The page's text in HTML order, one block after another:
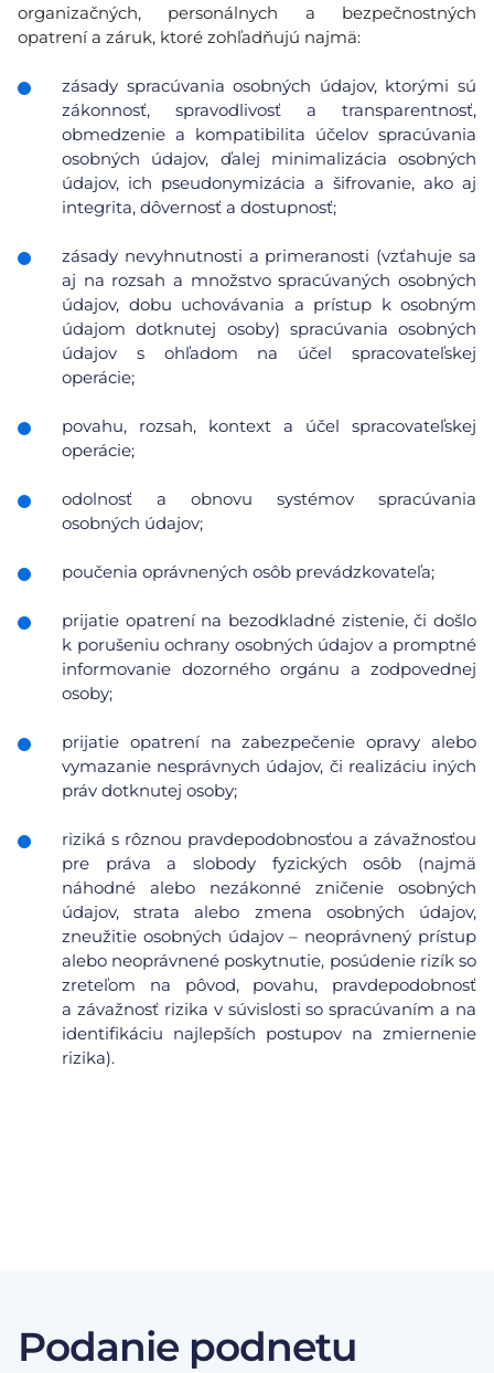
organizačných, personálnych a bezpečnostných
opatrení a záruk, ktoré zohľadňujú najmä:
zásady spracúvania osobných údajov, ktorými sú
zákonnosť, spravodlivosť a transparentnosť,
obmedzenie a kompatibilita účelov spracúvania
osobných údajov, ďalej minimalizácia osobných
údajov, ich pseudonymizácia a šifrovanie, ako aj
integrita, dôvernosť a dostupnosť;
zásady nevyhnutnosti a primeranosti (vzťahuje sa
aj na rozsah a množstvo spracúvaných osobných
údajov, dobu uchovávania a prístup k osobným
údajom dotknutej osoby) spracúvania osobných
údajov s ohľadom na účel spracovateľskej
operácie;
povahu, rozsah, kontext a účel spracovateľskej
operácie;
odolnosť a obnovu systémov spracúvania
osobných údajov;
poučenia oprávnených osôb prevádzkovateľa;
prijatie opatrení na bezodkladné zistenie, či došlo
k porušeniu ochrany osobných údajov a promptné
informovanie dozorného orgánu a zodpovednej
osoby;
prijatie opatrení na zabezpečenie opravy alebo
vymazanie nesprávnych údajov, či realizáciu iných
práv dotknutej osoby;
riziká s rôznou pravdepodobnosťou a závažnosťou
pre práva a slobody fyzických osôb (najmä
náhodné alebo nezákonné zničenie osobných
údajov, strata alebo zmena osobných údajov,
zneužitie osobných údajov – neoprávnený prístup
alebo neoprávnené poskytnutie, posúdenie rizík so
zreteľom na pôvod, povahu, pravdepodobnosť
a závažnosť rizika v súvislosti so spracúvaním a na
identifikáciu najlepších postupov na zmiernenie
rizika).
Podanie podnetu